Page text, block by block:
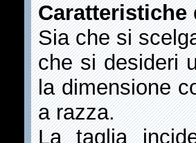
Caratteristiche
Sia che si
che si desideri
la dimensione
a razza.
La taglia